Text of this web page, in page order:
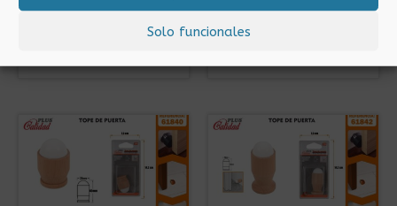
Solo funcionales
Topes
TOPE DE PUERTA
Topes
TOPE DE PUERTA